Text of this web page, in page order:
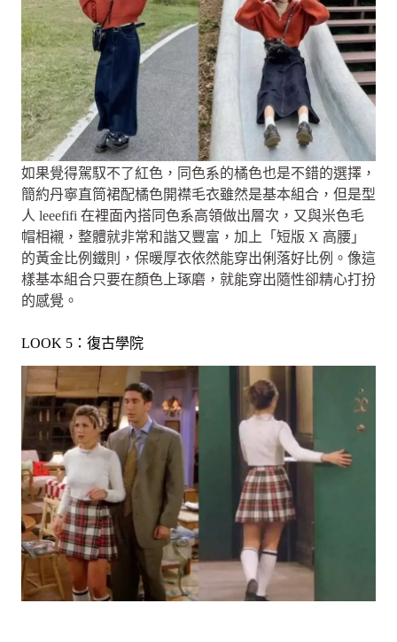
如果覺得駕馭不了紅色，同色系的橘色也是不錯的選擇，
簡約丹寧直筒裙配橘色開襟毛衣雖然是基本組合，但是型
人 leeefifi 在裡面內搭同色系高領做出層次，又與米色毛
帽相襯，整體就非常和諧又豐富，加上「短版 X 高腰」
的黃金比例鐵則，保暖厚衣依然能穿出俐落好比例。像這
樣基本組合只要在顏色上琢磨，就能穿出隨性卻精心打扮
的感覺。
LOOK 5：復古學院